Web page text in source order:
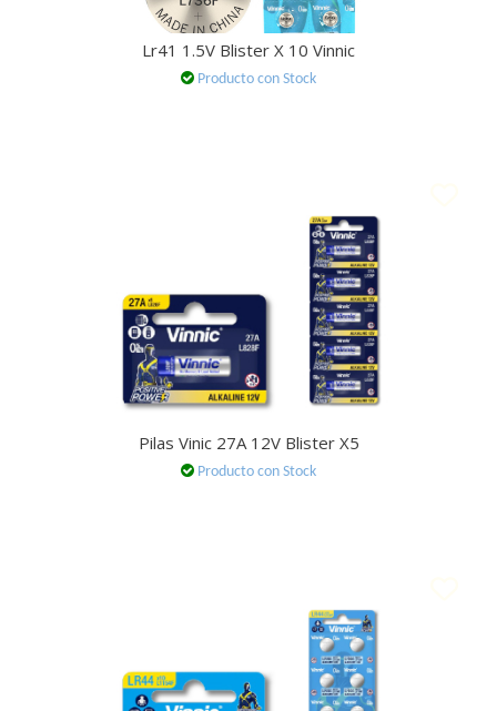
Lr41 1.5V Blister X 10 Vinnic
Producto con Stock
Pilas Vinic 27A 12V Blister X5
Producto con Stock